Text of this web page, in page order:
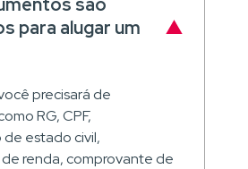
para alugar um
precisará de
RG, CPF,
estado civil,
renda, comprovante de